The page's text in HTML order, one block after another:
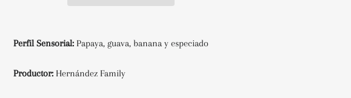
Perfil Sensorial: Papaya, guava, banana y especiado
Productor: Hernández Family